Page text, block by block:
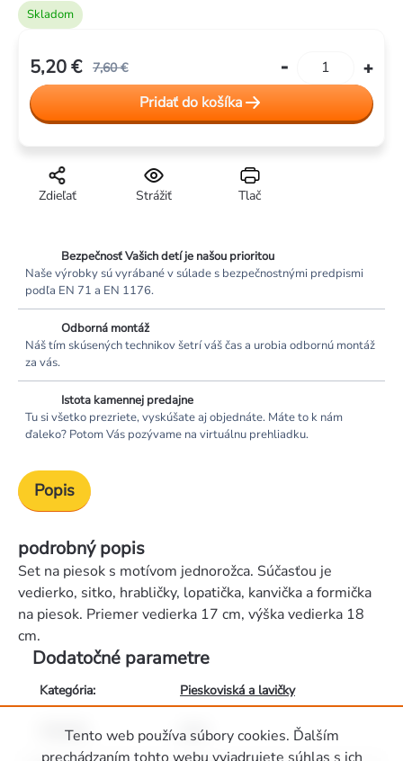
Tento web používa súbory cookies. Ďalším
Skladom
Tlač
Strážiť
Zdieľať
7,60 €
5,20 €
Jednotková
cena:
Pridať do košíka
Bezpečnosť Vašich detí je našou prioritou
Naše výrobky sú vyrábané v súlade s bezpečnostnými predpismi
podľa EN 71 a EN 1176.
Odborná montáž
Náš tím skúsených technikov šetrí váš čas a urobia odbornú montáž
za vás.
Istota kamennej predajne
Tu si všetko prezriete, vyskúšate aj objednáte. Máte to k nám
ďaleko? Potom Vás pozývame na virtuálnu prehliadku.
Popis
podrobný popis
Set na piesok s motívom jednorožca. Súčasťou je
vedierko, sitko, hrabličky, lopatička, kanvička a formička
na piesok. Priemer vedierka 17 cm, výška vedierka 18
cm.
Dodatočné parametre
Kategória: Pieskoviská a lavičky
Materiál: plast